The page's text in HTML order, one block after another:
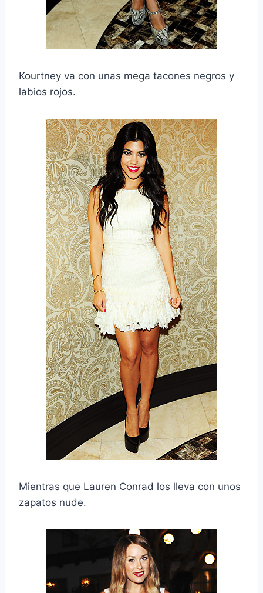
Kourtney va con unas mega tacones negros y
labios rojos.
Mientras que Lauren Conrad los lleva con unos
zapatos nude.